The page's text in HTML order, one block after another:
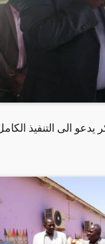
الى التنفيذ